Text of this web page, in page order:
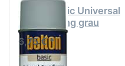
Belton basic Universal
Grundierung grau
6,75 € *